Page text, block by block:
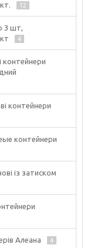
12
3 шт,
4
контейнери
контейнери
контейнери
із затиском
Алеана 4